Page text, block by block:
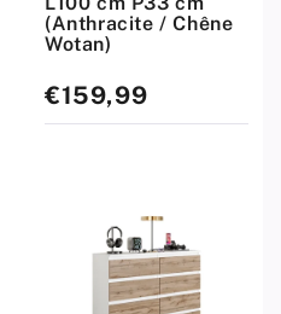
(Anthracite / Chêne
Wotan)
Prix
standard
€159,99